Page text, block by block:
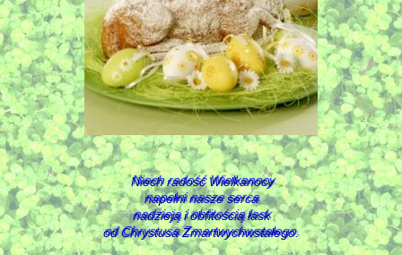
Niech radość Wielkanocy
napełni nasze serca
nadzieją i obfitością łask
od Chrystusa Zmartwychwstałego.